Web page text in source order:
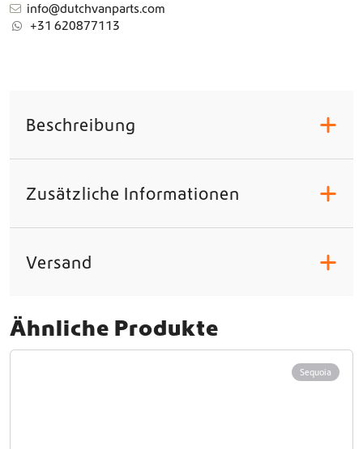
info@dutchvanparts.com
+31 620877113
Beschreibung +
Zusätzliche Informationen +
Versand +
Ähnliche Produkte
Sequoia